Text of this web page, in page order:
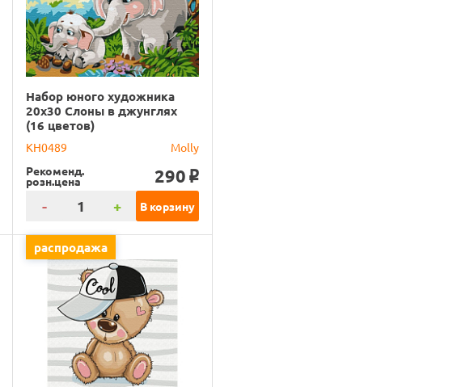
Набор юного художника
20х30 Слоны в джунглях
(16 цветов)
KH0489
Molly
Рекоменд.
розн.цена 290 o
- + В корзину
распродажа